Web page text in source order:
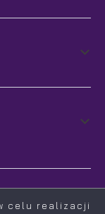
celu realizacji